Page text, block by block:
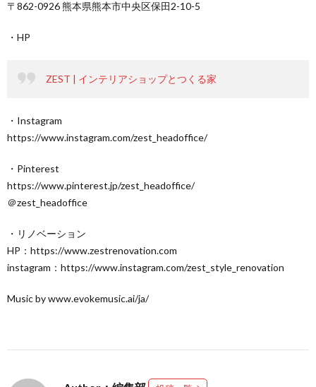
〒862-0926 熊本県熊本市中央区保田2-10-5
・HP
ZEST | インテリアショップとつくる家
・Instagram
https://www.instagram.com/zest_headoffice/
・Pinterest
https://www.pinterest.jp/zest_headoffice/
＠zest_headoffice
・リノベーション
HP：https://www.zestrenovation.com
instagram：https://www.instagram.com/zest_style_renovation
Music by www.evokemusic.ai/ja/